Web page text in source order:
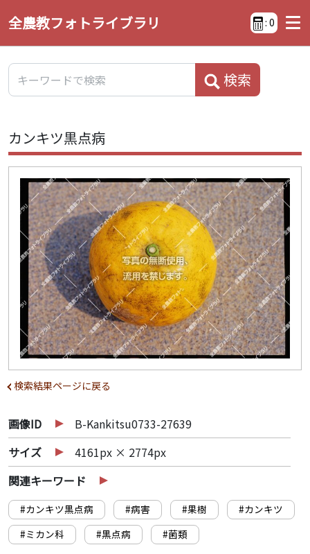
全農教フォトライブラリ : 0
検索
カンキツ黒点病
検索結果ページに戻る
画像ID
B-Kankitsu0733-27639
サイズ
4161px × 2774px
関連キーワード
#カンキツ黒点病 #病害 #果樹
#カンキツ
#ミカン科
#黒点病 #菌類